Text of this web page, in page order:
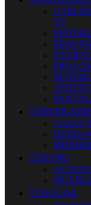
TV
 
CAJAS
 BAÑO
 HOGAR